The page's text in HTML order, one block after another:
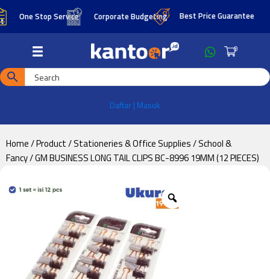
Skip
to
content
Skip
to
One Stop Service Corporate Budgeting Best Price Guarantee
0
Daftar | Masuk
Home/Product/Stationeries & Office Supplies/School &
Fancy/ GM BUSINESS LONG TAIL CLIPS BC-8996 19MM (12 PIECES)